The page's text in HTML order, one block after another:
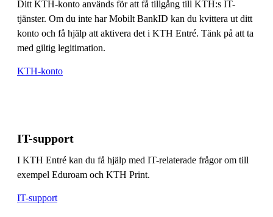
Ditt KTH-konto används för att få tillgång till KTH:s IT-
tjänster. Om du inte har Mobilt BankID kan du kvittera ut ditt
konto och få hjälp att aktivera det i KTH Entré. Tänk på att ta
med giltig legitimation.
KTH-konto
IT-support
I KTH Entré kan du få hjälp med IT-relaterade frågor om till
exempel Eduroam och KTH Print.
IT-support